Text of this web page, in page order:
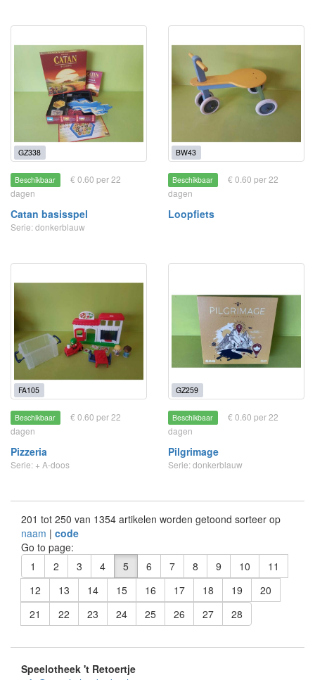
GZ338
Beschikbaar
€ 0.60 per 22
dagen
Catan basisspel
Serie: donkerblauw
BW43
Beschikbaar
€ 0.60 per 22
dagen
Loopfiets
FA105
Beschikbaar
€ 0.60 per 22
dagen
Pizzeria
Serie: + A-doos
GZ259
Beschikbaar
€ 0.60 per 22
dagen
Pilgrimage
Serie: donkerblauw
201 tot 250 van 1354 artikelen worden getoond sorteer op
naam | code
Go to page:
1
2 3 4 5 6 7 8 9 10
11
12
13 14 15 16 17 18 19
20
21
22 23 24 25 26 27 28
Speelotheek 't Retoertje